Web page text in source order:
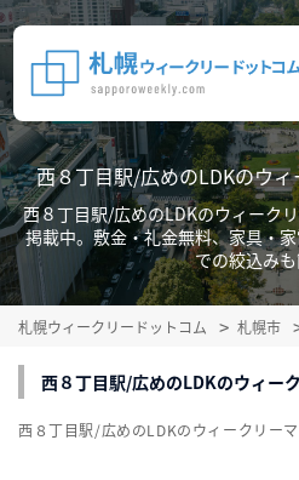
西８丁目駅/広めのLDKのウ
西８丁目駅/広めのLDKのウィーク
掲載中。敷金・礼金無料、家具・
での絞込み
札幌ウィークリードットコム 札幌市
西８丁目駅/広めのLDKのウィー